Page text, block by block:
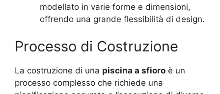
modellato in varie forme e dimensioni,
offrendo una grande flessibilità di design.
Processo di Costruzione
La costruzione di una piscina a sfioro è un
processo complesso che richiede una